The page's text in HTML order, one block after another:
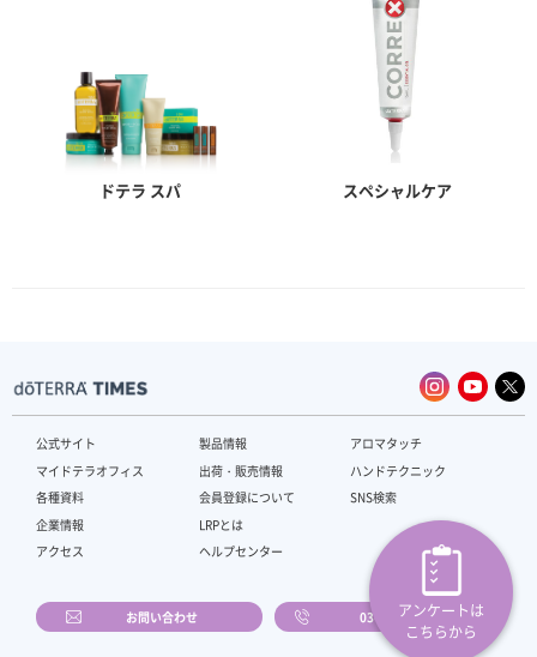
ドテラ スパ スペシャルケア
公式サイト
マイドテラオフィス
各種資料
企業情報
アクセス
製品情報
出荷・販売情報
会員登録について
LRPとは
ヘルプセンター
アロマタッチ
ハンドテクニック
SNS検索
お問い合わせ 03-4589-2610アンケートは
こちらから